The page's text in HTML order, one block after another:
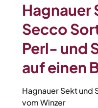
Hagnauer
Secco
Perl- und
auf einen
Hagnauer Sekt und
vom Winzer